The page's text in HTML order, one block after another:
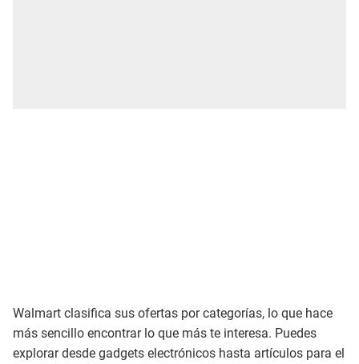
Walmart clasifica sus ofertas por categorías, lo que hace
más sencillo encontrar lo que más te interesa. Puedes
explorar desde gadgets electrónicos hasta artículos para el